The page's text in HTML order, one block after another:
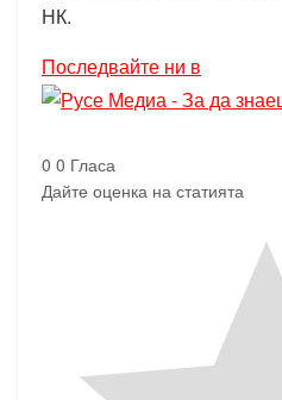
НК.
Последвайте ни в
0 0 Гласа
Дайте оценка на статията